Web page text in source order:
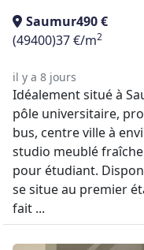
Saumur490 €
(49400)37 €/m2
il y a 8 jours
Idéalement situé à
pôle universitaire,
bus, centre ville à
studio meublé
pour étudiant.
se situe au premier
fait ...